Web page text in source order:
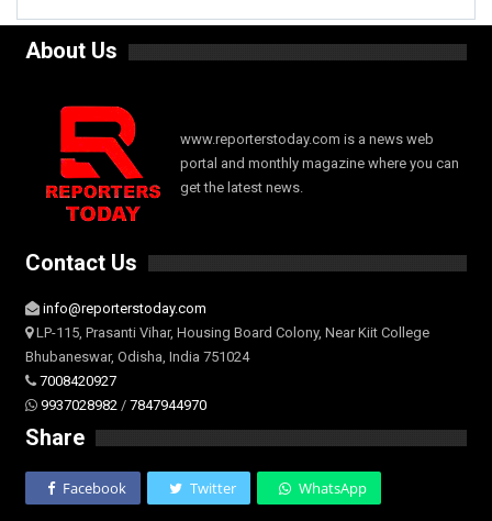
About Us
www.reporterstoday.com is a news web
portal and monthly magazine where you can
get the latest news.
Contact Us
info@reporterstoday.com
LP-115, Prasanti Vihar, Housing Board Colony, Near Kiit College
Bhubaneswar, Odisha, India 751024
7008420927
9937028982 / 7847944970
Share
Facebook Twitter WhatsApp